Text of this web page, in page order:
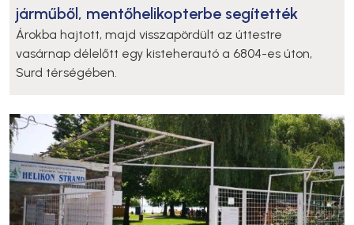
járműből, mentőhelikopterbe segítették
Árokba hajtott, majd visszapördült az úttestre
vasárnap délelőtt egy kisteherautó a 6804-es úton,
Surd térségében.